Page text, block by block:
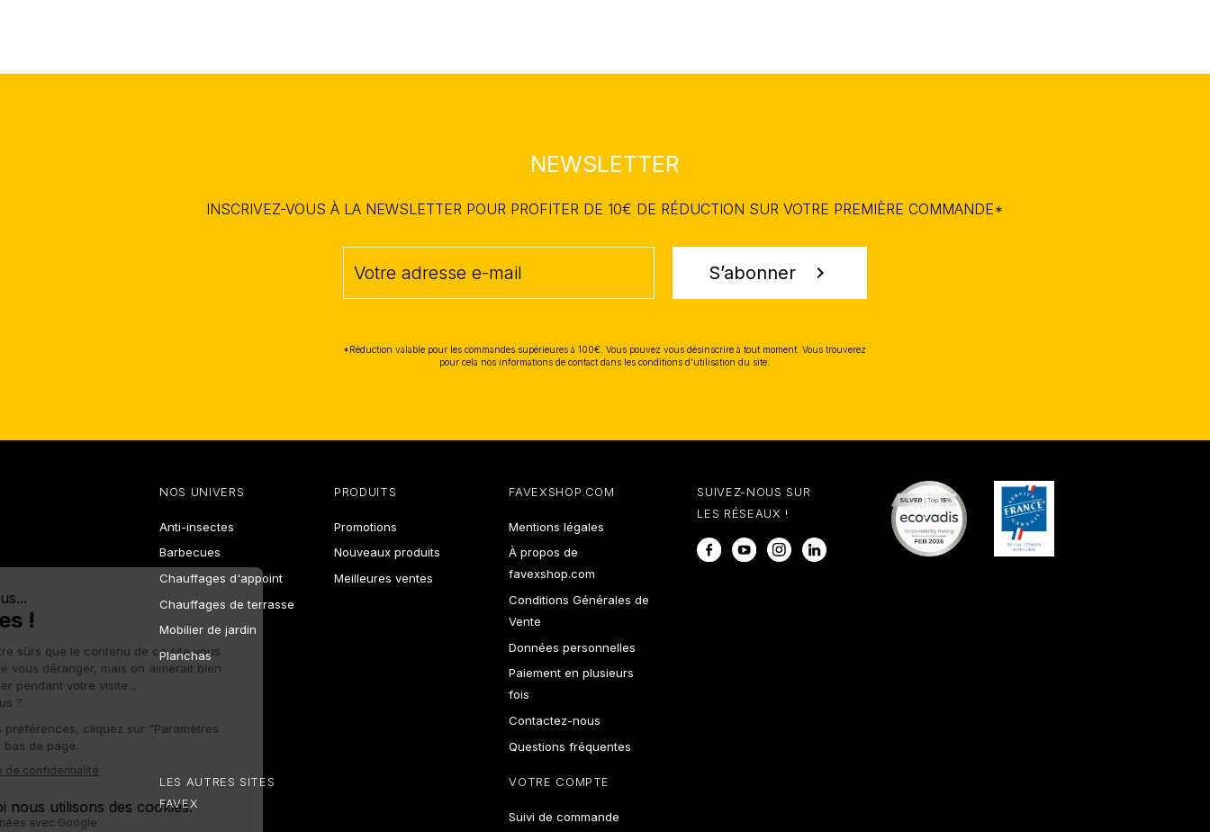
NEWSLETTER
INSCRIVEZ-VOUS À LA NEWSLETTER POUR PROFITER DE 10€ DE RÉDUCTION SUR VOTRE PREMIÈRE COMMANDE*
S’abonner chevron_right
*Réduction valable pour les commandes supérieures à 100€. Vous pouvez vous désinscrire à tout moment. Vous trouverez
pour cela nos informations de contact dans les conditions d'utilisation du site.
NOS UNIVERS
Anti-insectes
Barbecues
Chauffages d'appoint
Chauffages de terrasse
Mobilier de jardin
Planchas
PRODUITS
Promotions
Nouveaux produits
Meilleures ventes
FAVEXSHOP.COM
Mentions légales
À propos de
favexshop.com
Conditions Générales de
Vente
Données personnelles
Paiement en plusieurs
fois
Contactez-nous
Questions fréquentes
LES AUTRES SITES
FAVEX
VOTRE COMPTE
Suivi de commande
SUIVEZ-NOUS SUR
LES RÉSEAUX !
FacebookYouTubeInstagram